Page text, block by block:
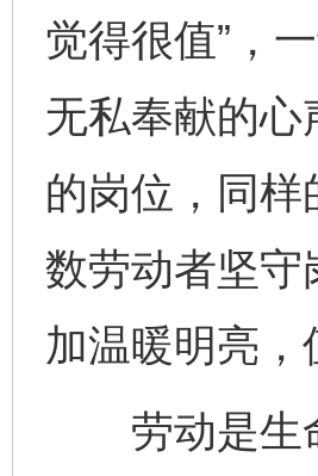
觉得很值”，
无私奉献的
的岗位，同
数劳动者坚守
加温暖明亮
劳动是生命